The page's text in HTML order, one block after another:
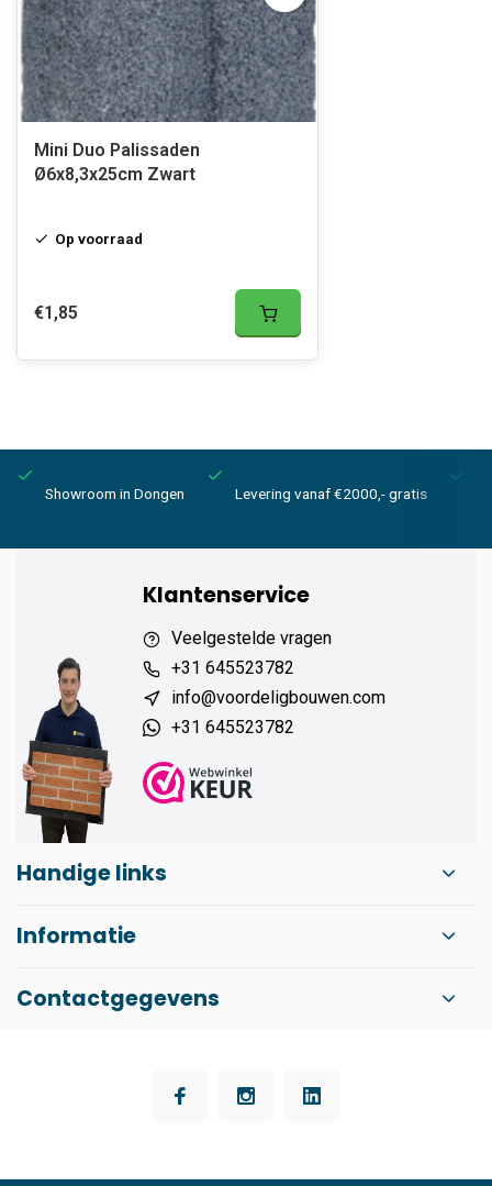
Mini Duo Palissaden
Ø6x8,3x25cm Zwart
Op voorraad
€1,85
Showroom in Dongen Levering vanaf €2000,- gratis
Klantenservice
Veelgestelde vragen
+31 645523782
info@voordeligbouwen.com
+31 645523782
Handige links
Informatie
Contactgegevens